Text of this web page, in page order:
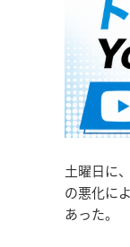
土曜日に
の悪化に
あった。